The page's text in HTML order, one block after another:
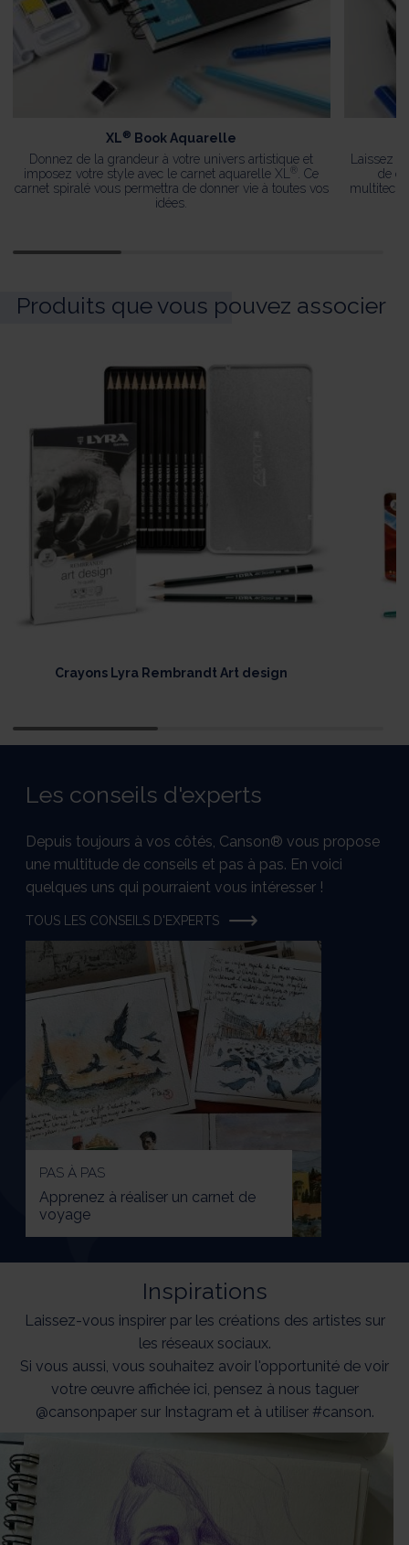
XL® Book Aquarelle
Donnez de la grandeur à votre univers artistique et
imposez votre style avec le carnet aquarelle XL ® . Ce
carnet spiralé vous permettra de donner vie à toutes vos
idées.
Laissez
de
Produits que vous pouvez associer
Crayons Lyra Rembrandt Art design
Les conseils d'experts
Depuis toujours à vos côtés, Canson® vous propose
une multitude de conseils et pas à pas. En voici
quelques uns qui pourraient vous intéresser !
TOUS LES CONSEILS D'EXPERTS
PAS À PAS
Apprenez à réaliser un carnet de
voyage
Inspirations
Laissez-vous inspirer par les créations des artistes sur
les réseaux sociaux.
Si vous aussi, vous souhaitez avoir l'opportunité de voir
votre œuvre affichée ici, pensez à nous taguer
@cansonpaper sur Instagram et à utiliser #canson.